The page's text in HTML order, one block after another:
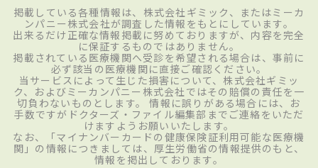
掲載している各種情報は、株式会社ギミック、またはミーカ
ンパニー株式会社が調査した情報をもとにしています。
出来るだけ正確な情報掲載に努めておりますが、内容を完全
に保証するものではありません。
掲載されている医療機関へ受診を希望される場合は、事前に
必ず該当の医療機関に直接ご確認ください。
当サービスによって生じた損害について、株式会社ギミッ
ク、およびミーカンパニー株式会社ではその賠償の責任を一
切負わないものとします。 情報に誤りがある場合には、お
手数ですがドクターズ・ファイル編集部までご連絡をいただ
けますようお願いいたします。
なお、「マイナンバーカードの健康保険証利用可能な医療機
関」の情報につきましては、厚生労働省の情報提供のもと、
情報を掲出しております。